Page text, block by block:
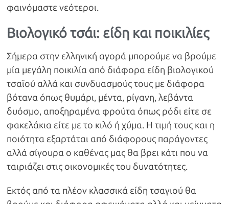
φαινόμαστε νεότεροι.
Βιολογικό τσάι: είδη και ποικιλίες
Σήμερα στην ελληνική αγορά μπορούμε να βρούμε
μία μεγάλη ποικιλία από διάφορα είδη βιολογικού
τσαϊού αλλά και συνδυασμούς τους με διάφορα
βότανα όπως θυμάρι, μέντα, ρίγανη, λεβάντα
δυόσμο, αποξηραμένα φρούτα όπως ρόδι είτε σε
φακελάκια είτε με το κιλό ή χύμα. Η τιμή τους και η
ποιότητα εξαρτάται από διάφορους παράγοντες
αλλά σίγουρα ο καθένας μας θα βρει κάτι που να
ταιριάζει στις οικονομικές του δυνατότητες.
Εκτός από τα πλέον κλασσικά είδη τσαγιού θα